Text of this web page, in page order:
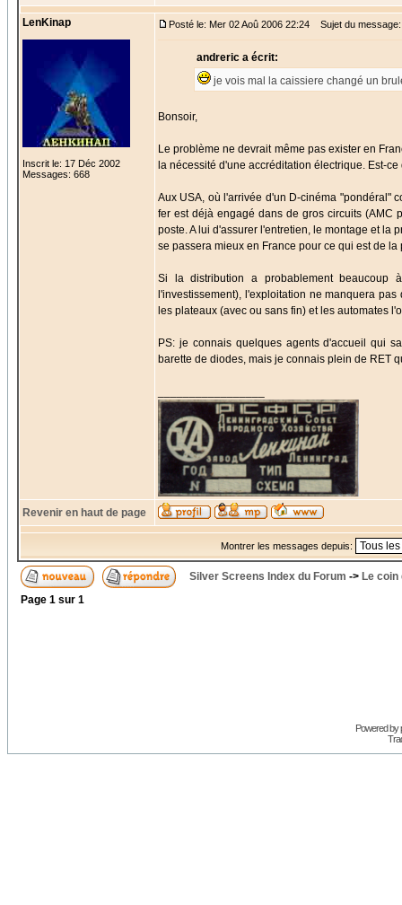
LenKinap
Inscrit le: 17 Déc 2002
Messages: 668
Posté le: Mer 02 Aoû 2006 22:24 Sujet du message:
andreric a écrit:
je vois mal la caissiere changé un
Bonsoir,
Le problème ne devrait même pas exister en
la nécessité d'une accréditation électrique. Est-
Aux USA, où l'arrivée d'un D-cinéma "pondéral"
fer est déjà engagé dans de gros circuits (AMC
poste. A lui d'assurer l'entretien, le montage et la
se passera mieux en France pour ce qui est de la
Si la distribution a probablement
l'investissement), l'exploitation ne manquera
les plateaux (avec ou sans fin) et les automates
PS: je connais quelques agents d'accueil qui
barette de diodes, mais je connais plein de RET
Revenir en haut de page
Montrer les messages depuis:
Silver Screens Index du Forum -> Le
Page 1 sur 1
Powered by